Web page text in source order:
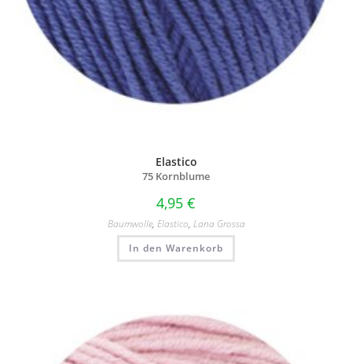
Elastico
75 Kornblume
4,95 €
Baumwolle, Elastico, Lana Grossa
In den Warenkorb